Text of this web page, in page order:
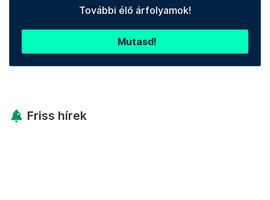
További élő árfolyamok!
Mutasd!
Friss hírek